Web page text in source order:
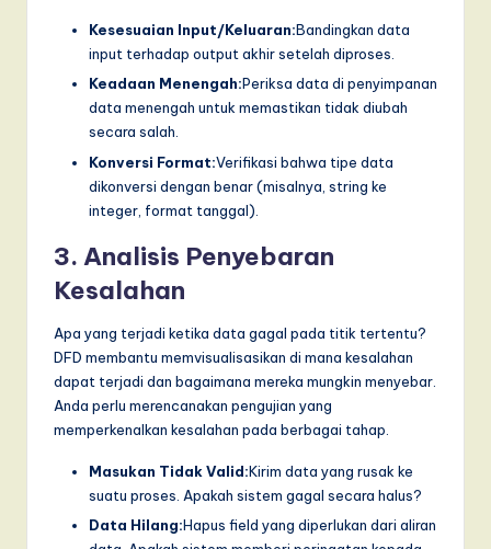
Kesesuaian Input/Keluaran:Bandingkan data
input terhadap output akhir setelah diproses.
Keadaan Menengah:Periksa data di penyimpanan
data menengah untuk memastikan tidak diubah
secara salah.
Konversi Format:Verifikasi bahwa tipe data
dikonversi dengan benar (misalnya, string ke
integer, format tanggal).
3. Analisis Penyebaran
Kesalahan
Apa yang terjadi ketika data gagal pada titik tertentu?
DFD membantu memvisualisasikan di mana kesalahan
dapat terjadi dan bagaimana mereka mungkin menyebar.
Anda perlu merencanakan pengujian yang
memperkenalkan kesalahan pada berbagai tahap.
Masukan Tidak Valid:Kirim data yang rusak ke
suatu proses. Apakah sistem gagal secara halus?
Data Hilang:Hapus field yang diperlukan dari aliran